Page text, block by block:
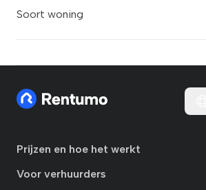
Soort woning
Prijzen en hoe het werkt
Voor verhuurders